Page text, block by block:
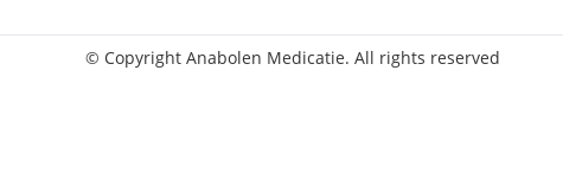
© Copyright Anabolen Medicatie. All rights reserved